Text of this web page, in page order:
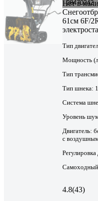
28470242
Нет в
61см 6F/
Тип
Мощность
Тип
Тип шнека:
Система
Уровень
Двигатель:
с
4.8(43)